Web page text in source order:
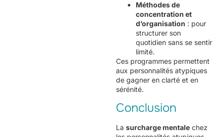
Méthodes de
concentration et
d’organisation : pour
structurer son
quotidien sans se sentir
limité.
Ces programmes permettent
aux personnalités atypiques
de gagner en clarté et en
sérénité.
Conclusion
La surcharge mentale chez